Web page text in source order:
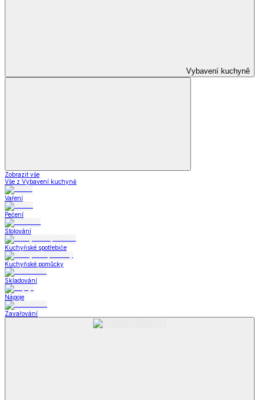
Vybavení kuchyně
Zobrazit vše
Vše z Vybavení kuchyně
Vaření
Pečení
Stolování
Kuchyňské spotřebiče
Kuchyňské pomůcky
Skladování
Nápoje
Zavařování